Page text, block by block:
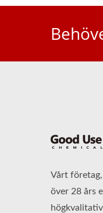
Vårt
över 28 års